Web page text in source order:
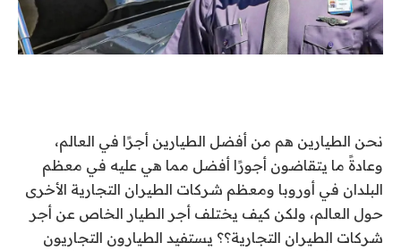
نحن الطيارين هم من أفضل الطيارين أجرًا في العالم،
وعادةً ما يتقاضون أجورًا أفضل مما هي عليه في معظم
البلدان في أوروبا ومعظم شركات الطيران التجارية الأخرى
حول العالم، ولكن كيف يختلف أجر الطيار الخاص عن أجر
شركات الطيران التجارية؟؟ يستفيد الطيارون التجاريون